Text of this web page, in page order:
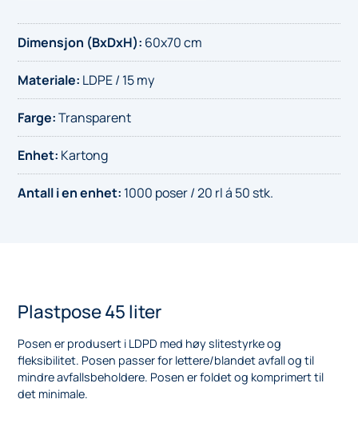
Dimensjon (BxDxH): 60x70 cm
Materiale: LDPE / 15 my
Farge:Transparent
Enhet: Kartong
Antall i en enhet: 1000 poser / 20 rl á 50 stk.
Plastpose 45 liter
Posen er produsert i LDPD med høy slitestyrke og
fleksibilitet. Posen passer for lettere/blandet avfall og til
mindre avfallsbeholdere. Posen er foldet og komprimert til
det minimale.